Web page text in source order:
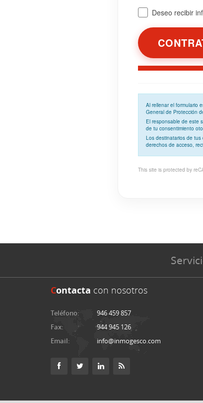
Deseo recibir
Al rellenar el formulario
General de Protección
El responsable de este
de tu consentimiento
Los destinatarios de tus
derechos de acceso,
This site is protected by
Contacta con nosotros
Teléfono:
946 459 857
Fax:
944 945 126
Email:
info@inmogesco.com